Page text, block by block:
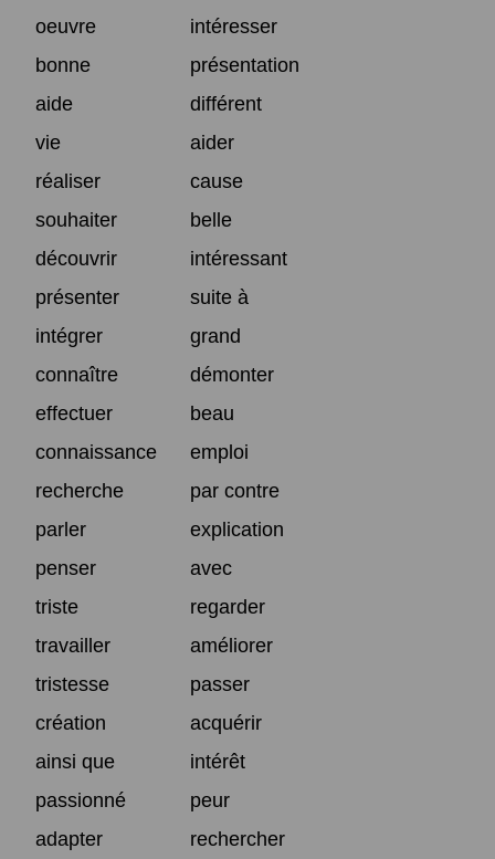
oeuvre
intéresser
bonne
présentation
aide
différent
vie
aider
réaliser
cause
souhaiter
belle
découvrir
intéressant
présenter
suite à
intégrer
grand
connaître
démonter
effectuer
beau
connaissance
emploi
recherche
par contre
parler
explication
penser
avec
triste
regarder
travailler
améliorer
tristesse
passer
création
acquérir
ainsi que
intérêt
passionné
peur
adapter
rechercher